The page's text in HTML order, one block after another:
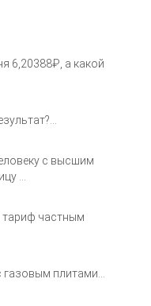
6,20388₽, а какой
с высшим
...
тариф частным
плитами...